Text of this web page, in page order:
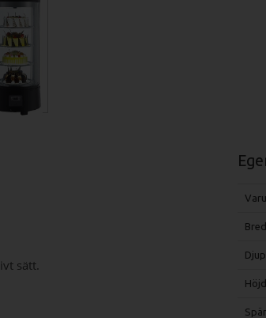
sätt.
Djup
Höjd